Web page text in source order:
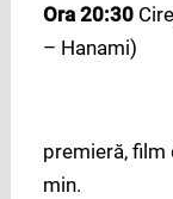
Ora 20:30
– Hanami)
premieră, film
min.